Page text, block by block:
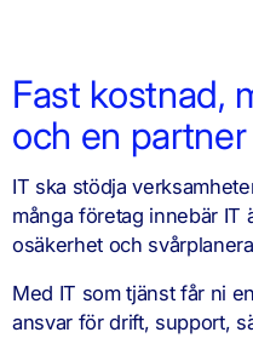
Fast kostnad,
och en
IT ska stödja
många företag innebär IT
osäkerhet och
Med IT som tjänst får ni
ansvar för drift, support,